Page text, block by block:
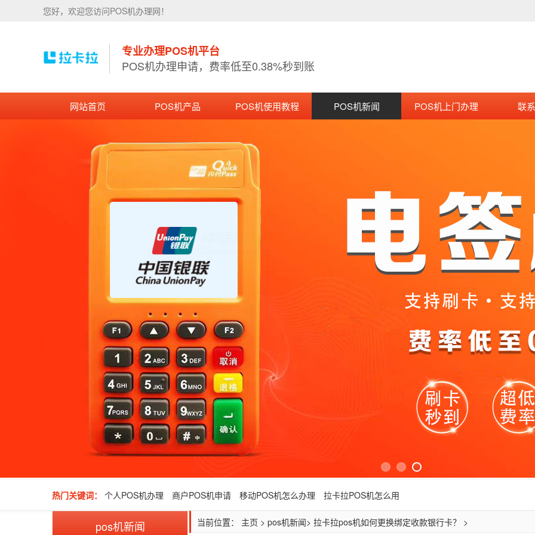
您好，欢迎您访问POS机办理网！
专业办理POS机平台
POS机办理申请，费率低至0.38%秒到账
网站首页 POS机产品 POS机使用教程 POS机新闻 POS机上门办理 联
热门关键词： 个人POS机办理 商户POS机申请 移动POS机怎么办理 拉卡拉POS机怎么用
pos机新闻 当前位置： 主页 > pos机新闻> 拉卡拉pos机如何更换绑定收款银行卡？ >